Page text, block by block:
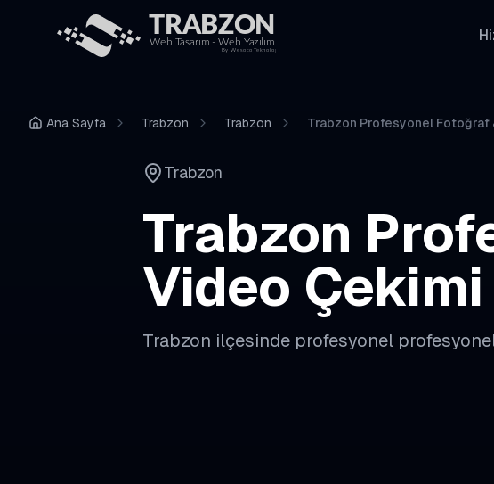
Ana Sayfa Trabzon Trabzon Trabzon Profesyonel Fotoğraf
Trabzon
Trabzon
Video Çekimi
Trabzon ilçesinde profesyonel